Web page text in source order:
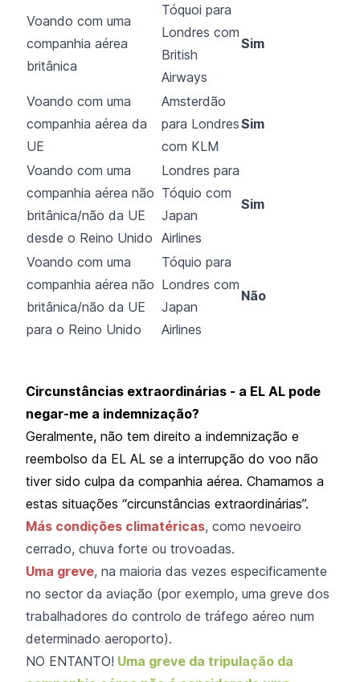
Voando com uma
companhia aérea
britânica
Tóquoi para
Londres com
British
Airways
Sim
Voando com uma
companhia aérea da
UE
Amsterdão
para Londres
com KLM
Sim
Voando com uma
companhia aérea não
britânica/não da UE
desde o Reino Unido
Londres para
Tóquio com
Japan
Airlines
Sim
Voando com uma
companhia aérea não
britânica/não da UE
para o Reino Unido
Tóquio para
Londres com
Japan
Airlines
Não
Circunstâncias extraordinárias - a EL AL pode
negar-me a indemnização?
Geralmente, não tem direito a indemnização e
reembolso da EL AL se a interrupção do voo não
tiver sido culpa da companhia aérea. Chamamos a
estas situações “circunstâncias extraordinárias”.
Más condições climatéricas, como nevoeiro
cerrado, chuva forte ou trovoadas.
Uma greve, na maioria das vezes especificamente
no sector da aviação (por exemplo, uma greve dos
trabalhadores do controlo de tráfego aéreo num
determinado aeroporto).
NO ENTANTO! Uma greve da tripulação da